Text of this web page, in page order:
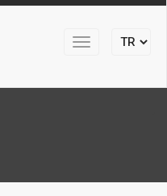
Toggle